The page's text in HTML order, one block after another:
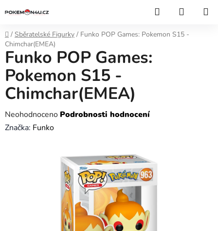
na
Hledat
Domů
/ Sběratelské Figurky / Funko POP Games: Pokemon S15 -
Chimchar(EMEA)
Funko POP Games:
Pokemon S15 -
Chimchar(EMEA)
Průměrné
hodnocení
Neohodnoceno Podrobnosti hodnocení
Značka: Funko